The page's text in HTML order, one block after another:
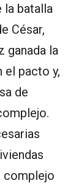
la batalla
César,
ganada la
el pacto y,
de
complejo